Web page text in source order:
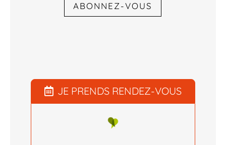
ABONNEZ-VOUS
JE PRENDS RENDEZ-VOUS